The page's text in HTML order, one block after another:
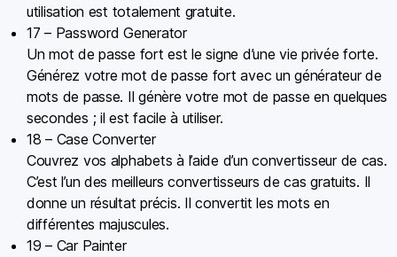
utilisation est totalement gratuite.
17 – Password Generator
Un mot de passe fort est le signe d’une vie privée forte.
Générez votre mot de passe fort avec un générateur de
mots de passe. Il génère votre mot de passe en quelques
secondes ; il est facile à utiliser.
18 – Case Converter
Couvrez vos alphabets à l’aide d’un convertisseur de cas.
C’est l’un des meilleurs convertisseurs de cas gratuits. Il
donne un résultat précis. Il convertit les mots en
différentes majuscules.
19 – Car Painter